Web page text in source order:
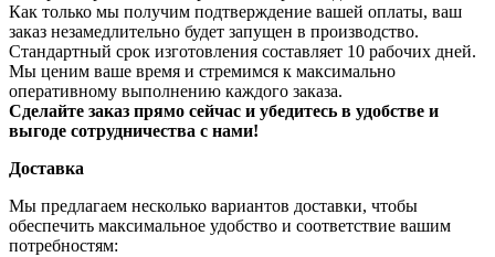
Как только мы получим подтверждение вашей оплаты, ваш
заказ незамедлительно будет запущен в производство.
Стандартный срок изготовления составляет 10 рабочих дней.
Мы ценим ваше время и стремимся к максимально
оперативному выполнению каждого заказа.
Сделайте заказ прямо сейчас и убедитесь в удобстве и
выгоде сотрудничества с нами!
Доставка
Мы предлагаем несколько вариантов доставки, чтобы
обеспечить максимальное удобство и соответствие вашим
потребностям: